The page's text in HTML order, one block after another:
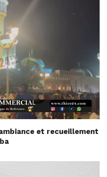
et recueillement